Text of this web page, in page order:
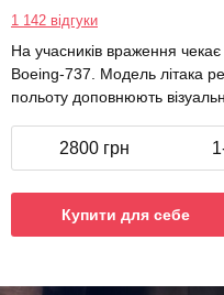
1 142 відгуки
На учасників враження чекає
Boeing-737. Модель літака
польоту доповнюють
2800 грн
Купити для себе